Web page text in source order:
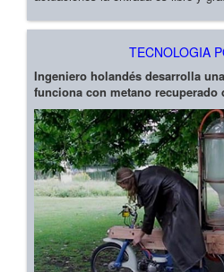
TECNOLOGIA
Ingeniero holandés desarrolla
funciona con metano recuperado